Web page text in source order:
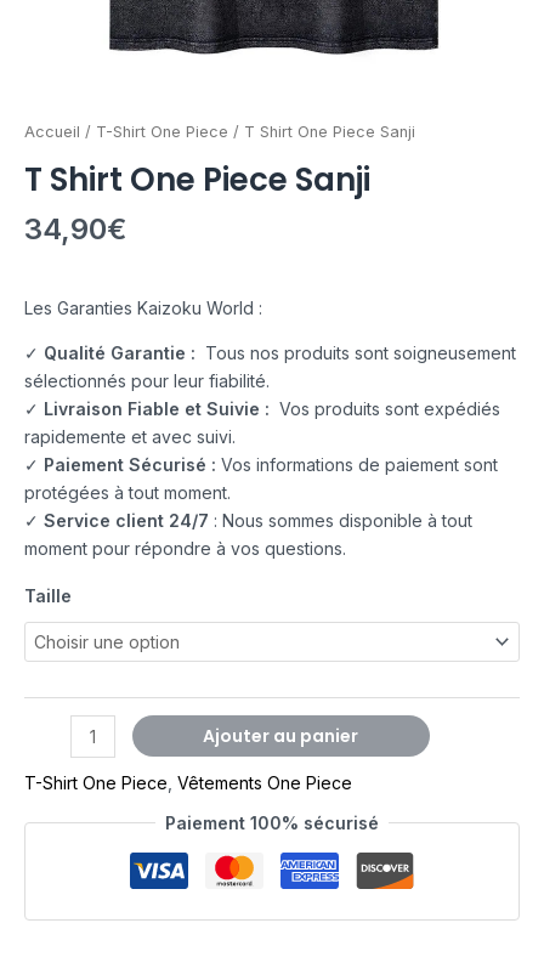
Accueil / T-Shirt One Piece / T Shirt One Piece Sanji
T Shirt One Piece Sanji
34,90€
Les Garanties Kaizoku World :
✓ Qualité Garantie : Tous nos produits sont soigneusement
sélectionnés pour leur fiabilité.
✓ Livraison Fiable et Suivie : Vos produits sont expédiés
rapidemente et avec suivi.
✓ Paiement Sécurisé : Vos informations de paiement sont
protégées à tout moment.
✓ Service client 24/7 : Nous sommes disponible à tout
moment pour répondre à vos questions.
Taille
Ajouter au panier
T-Shirt One Piece Vêtements One Piece
Paiement 100% sécurisé